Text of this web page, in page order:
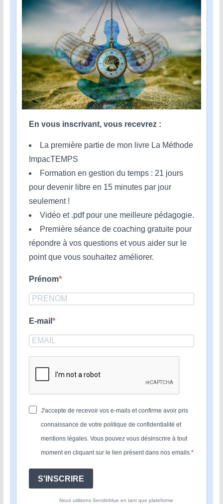
En vous inscrivant, vous recevrez :
La première partie de mon livre La Méthode
ImpacTEMPS
Formation en gestion du temps : 21 jours
pour devenir libre en 15 minutes par jour
seulement !
Vidéo et .pdf pour une meilleure pédagogie.
Première séance de coaching gratuite pour
répondre à vos questions et vous aider sur le
point que vous souhaitez améliorer.
Prénom
E-mail
J'accepte de recevoir vos e-mails et confirme avoir pris
connaissance de votre politique de confidentialité et
mentions légales. Vous pouvez vous désinscrire à tout
moment en cliquant sur le lien présent dans nos emails.
S'INSCRIRE
Nous utilisons Sendinblue en tant que plateforme